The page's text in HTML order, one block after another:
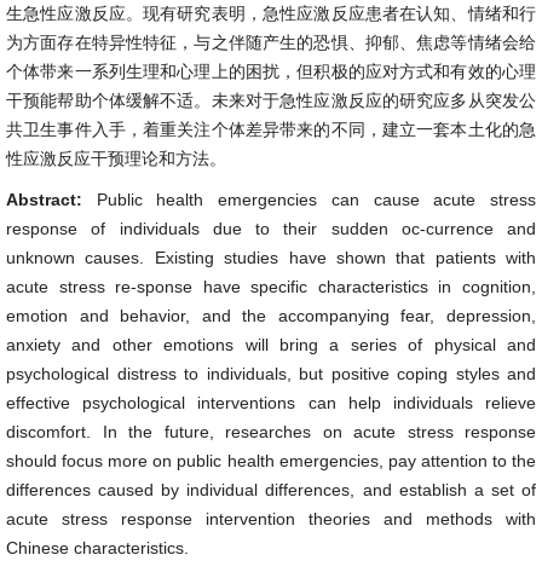
生急性应激反应。现有研究表明，急性应激反应患者在认知、情绪和行
为方面存在特异性特征，与之伴随产生的恐惧、抑郁、焦虑等情绪会给
个体带来一系列生理和心理上的困扰，但积极的应对方式和有效的心理
干预能帮助个体缓解不适。未来对于急性应激反应的研究应多从突发公
共卫生事件入手，着重关注个体差异带来的不同，建立一套本土化的急
性应激反应干预理论和方法。
Abstract: Public health emergencies can cause acute stress
response of individuals due to their sudden oc-currence and
unknown causes. Existing studies have shown that patients with
acute stress re-sponse have specific characteristics in cognition,
emotion and behavior, and the accompanying fear, depression,
anxiety and other emotions will bring a series of physical and
psychological distress to individuals, but positive coping styles and
effective psychological interventions can help individuals relieve
discomfort. In the future, researches on acute stress response
should focus more on public health emergencies, pay attention to the
differences caused by individual differences, and establish a set of
acute stress response intervention theories and methods with
Chinese characteristics.